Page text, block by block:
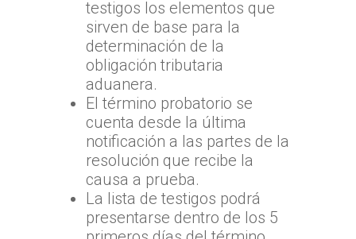
testigos los elementos que
sirven de base para la
determinación de la
obligación tributaria
aduanera.
El término probatorio se
cuenta desde la última
notificación a las partes de la
resolución que recibe la
causa a prueba.
La lista de testigos podrá
presentarse dentro de los 5